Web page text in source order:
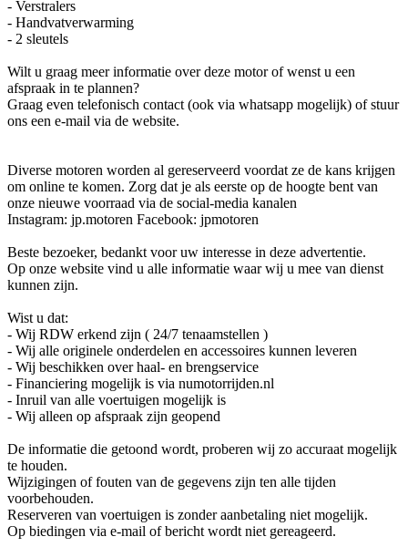
- Verstralers
- Handvatverwarming
- 2 sleutels
Wilt u graag meer informatie over deze motor of wenst u een
afspraak in te plannen?
Graag even telefonisch contact (ook via whatsapp mogelijk) of stuur
ons een e-mail via de website.
Diverse motoren worden al gereserveerd voordat ze de kans krijgen
om online te komen. Zorg dat je als eerste op de hoogte bent van
onze nieuwe voorraad via de social-media kanalen
Instagram: jp.motoren Facebook: jpmotoren
Beste bezoeker, bedankt voor uw interesse in deze advertentie.
Op onze website vind u alle informatie waar wij u mee van dienst
kunnen zijn.
Wist u dat:
- Wij RDW erkend zijn ( 24/7 tenaamstellen )
- Wij alle originele onderdelen en accessoires kunnen leveren
- Wij beschikken over haal- en brengservice
- Financiering mogelijk is via numotorrijden.nl
- Inruil van alle voertuigen mogelijk is
- Wij alleen op afspraak zijn geopend
De informatie die getoond wordt, proberen wij zo accuraat mogelijk
te houden.
Wijzigingen of fouten van de gegevens zijn ten alle tijden
voorbehouden.
Reserveren van voertuigen is zonder aanbetaling niet mogelijk.
Op biedingen via e-mail of bericht wordt niet gereageerd.